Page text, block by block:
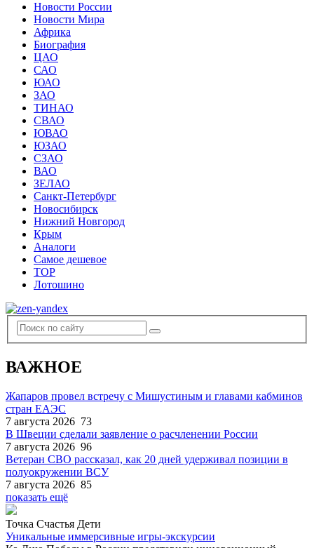
Новости России
Новости Мира
Африка
Биография
ЦАО
САО
ЮАО
ЗАО
ТИНАО
СВАО
ЮВАО
ЮЗАО
СЗАО
ВАО
ЗЕЛАО
Санкт-Петербург
Новосибирск
Нижний Новгород
Крым
Аналоги
Самое дешевое
TOP
Лотошино
ВАЖНОЕ
Жапаров провел встречу с Мишустиным и главами кабминов
стран ЕАЭС
7 августа 2026 73
В Швеции сделали заявление о расчленении России
7 августа 2026 96
Ветеран СВО рассказал, как 20 дней удерживал позиции в
полуокружении ВСУ
7 августа 2026 85
показать ещё
Точка Счастья Дети
Уникальные иммерсивные игры-экскурсии